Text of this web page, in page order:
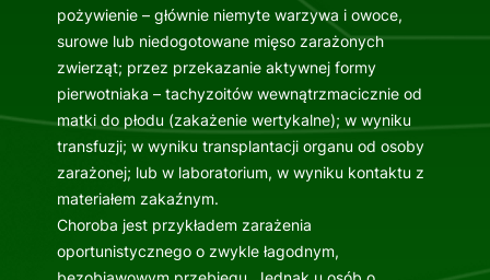
pożywienie – głównie niemyte warzywa i owoce,
surowe lub niedogotowane mięso zarażonych
zwierząt; przez przekazanie aktywnej formy
pierwotniaka – tachyzoitów wewnątrzmacicznie od
matki do płodu (zakażenie wertykalne); w wyniku
transfuzji; w wyniku transplantacji organu od osoby
zarażonej; lub w laboratorium, w wyniku kontaktu z
materiałem zakaźnym.
Choroba jest przykładem zarażenia
oportunistycznego o zwykle łagodnym,